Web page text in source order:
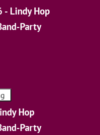
- Lindy Hop
Party
Hop
Party